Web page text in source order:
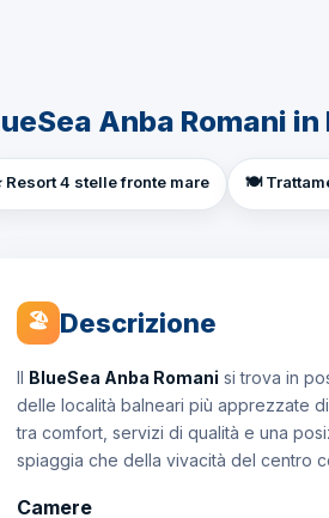
Anba Romani in
Resort 4 stelle fronte mare 🍽️
🏖 Descrizione
Il BlueSea Anba Romani si trova in
delle località balneari più apprezzate
tra comfort, servizi di qualità e una
spiaggia che della vivacità del centro
Camere